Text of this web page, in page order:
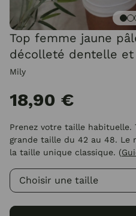
Top femme jaune
décolleté dentelle
Mily
18,90 €
Prenez votre taille
grande taille du 42 au 48. Le
la taille unique classique. (
Choisir une taille